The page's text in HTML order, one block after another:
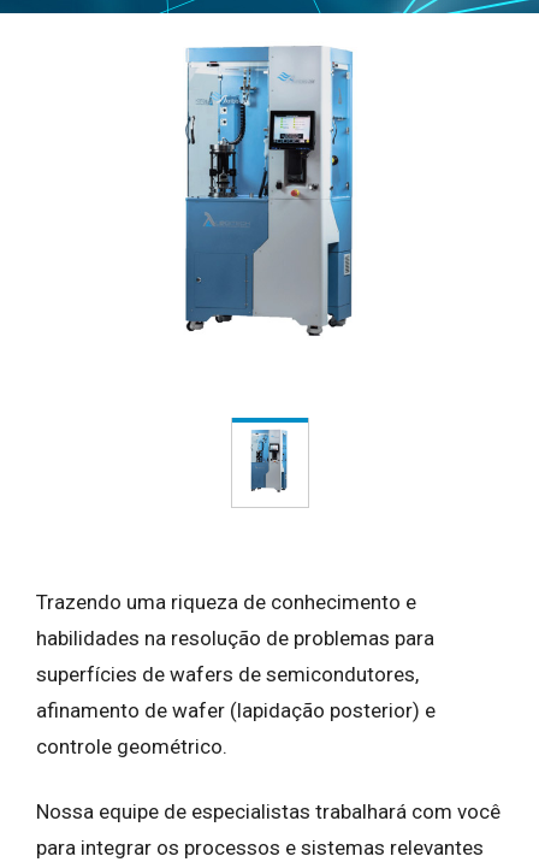
Trazendo uma riqueza de conhecimento e
habilidades na resolução de problemas para
superfícies de wafers de semicondutores,
afinamento de wafer (lapidação posterior) e
controle geométrico.
Nossa equipe de especialistas trabalhará com você
para integrar os processos e sistemas relevantes